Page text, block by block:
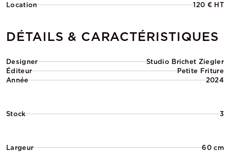
Location
120 € HT
DÉTAILS & CARACTÉRISTIQUES
Designer
Studio Brichet Ziegler
Éditeur
Petite Friture
Année
2024
Stock 3
Largeur
60 cm